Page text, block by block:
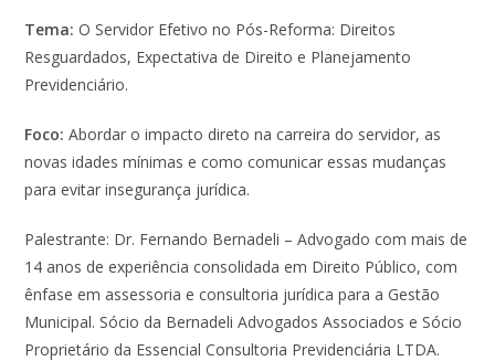
Tema:O Servidor Efetivo no Pós-Reforma: Direitos
Resguardados, Expectativa de Direito e Planejamento
Previdenciário.
Foco:Abordar o impacto direto na carreira do servidor, as
novas idades mínimas e como comunicar essas mudanças
para evitar insegurança jurídica.
Palestrante: Dr. Fernando Bernadeli – Advogado com mais de
14 anos de experiência consolidada em Direito Público, com
ênfase em assessoria e consultoria jurídica para a Gestão
Municipal. Sócio da Bernadeli Advogados Associados e Sócio
Proprietário da Essencial Consultoria Previdenciária LTDA.